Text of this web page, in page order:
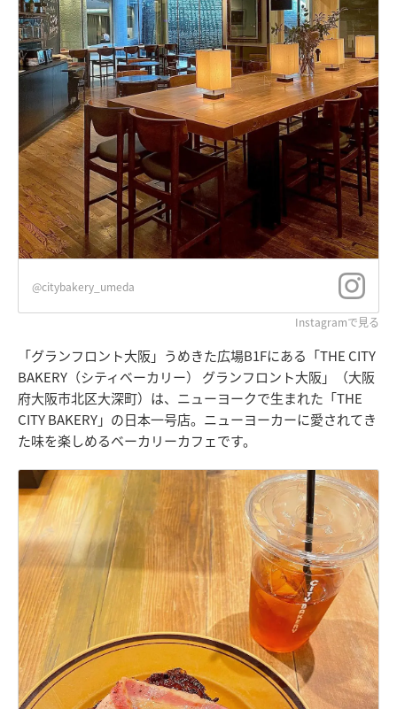
@citybakery_umeda
Instagramで見る
「グランフロント大阪」うめきた広場B1Fにある「THE CITY
BAKERY（シティベーカリー） グランフロント大阪」（大阪
府大阪市北区大深町）は、ニューヨークで生まれた「THE
CITY BAKERY」の日本一号店。ニューヨーカーに愛されてき
た味を楽しめるベーカリーカフェです。